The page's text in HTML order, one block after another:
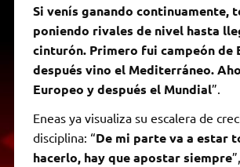
Si venís ganando continuamente,
poniendo rivales de nivel hasta
cinturón. Primero fui campeón de
después vino el Mediterráneo.
Europeo y después el Mundial”.
Eneas ya visualiza su escalera de
disciplina: “De mi parte va a estar
hacerlo, hay que apostar siempre